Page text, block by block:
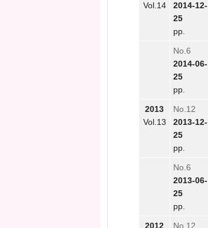
Vol.14
2014-12-
25
pp.
No.6
2014-06-
25
pp.
2013
Vol.13
No.12
2013-12-
25
pp.
No.6
2013-06-
25
pp.
2012 No.12